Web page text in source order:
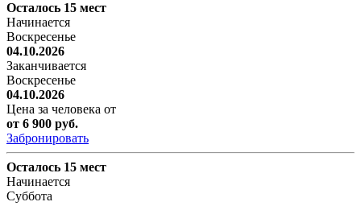
Осталось 15 мест
Начинается
Воскресенье
04.10.2026
Заканчивается
Воскресенье
04.10.2026
Цена за человека от
от 6 900 руб.
Забронировать
Осталось 15 мест
Начинается
Суббота